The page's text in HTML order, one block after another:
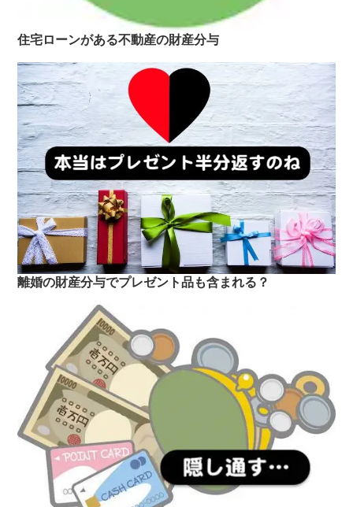
住宅ローンがある不動産の財産分与
離婚の財産分与でプレゼント品も含まれる？